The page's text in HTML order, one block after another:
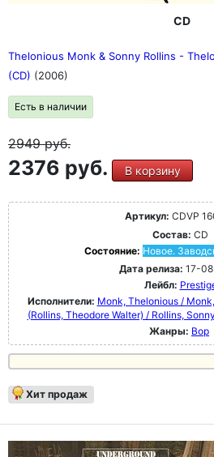
CD
Thelonious Monk & Sonny Rollins -
(CD) (2006)
Есть в наличии
2949руб.
2376 руб. В корзину
Артикул: CDVP
Состав: CD
Состояние: Новое.
Дата релиза: 17-
Лейбл:
Исполнители: Monk, Thelonious /
(Rollins, Theodore Walter) / Rollins,
Жанры: Bop
Хит продаж